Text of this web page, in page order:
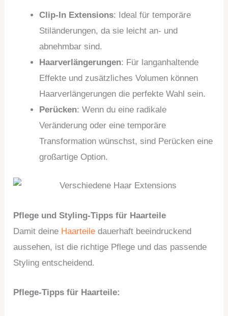
Clip-In Extensions: Ideal für temporäre
Stiländerungen, da sie leicht an- und
abnehmbar sind.
Haarverlängerungen: Für langanhaltende
Effekte und zusätzliches Volumen können
Haarverlängerungen die perfekte Wahl sein.
Perücken: Wenn du eine radikale
Veränderung oder eine temporäre
Transformation wünschst, sind Perücken eine
großartige Option.
Pflege und Styling-Tipps für Haarteile
Damit deine Haarteile dauerhaft beeindruckend
aussehen, ist die richtige Pflege und das passende
Styling entscheidend.
Pflege-Tipps für Haarteile: